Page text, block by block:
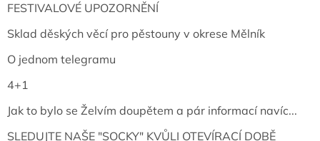
FESTIVALOVÉ UPOZORNĚNÍ
Sklad děských věcí pro pěstouny v okrese Mělník
O jednom telegramu
4+1
Jak to bylo se Želvím doupětem a pár informací navíc...
SLEDUJTE NAŠE "SOCKY" KVŮLI OTEVÍRACÍ DOBĚ